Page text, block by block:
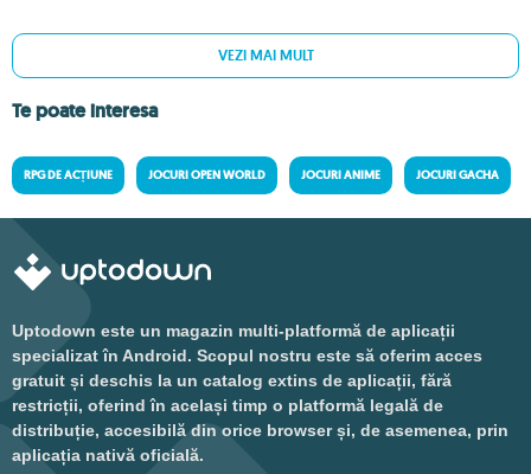
VEZI MAI MULT
Te poate interesa
RPG DE ACȚIUNE JOCURI OPEN WORLD JOCURI ANIME JOCURI GACHA
Uptodown este un magazin multi-platformă de aplicații
specializat în Android. Scopul nostru este să oferim acces
gratuit și deschis la un catalog extins de aplicații, fără
restricții, oferind în același timp o platformă legală de
distribuție, accesibilă din orice browser și, de asemenea, prin
aplicația nativă oficială.